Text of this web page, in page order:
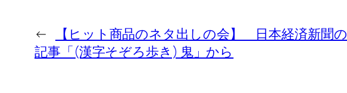
←
【ヒット商品のネタ出しの会】 日本経済新聞の
記事「(漢字そぞろ歩き) 鬼」から